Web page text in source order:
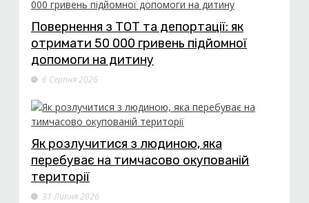
Повернення з ТОТ та депортації: як
отримати 50 000 гривень підйомної
допомоги на дитину
6 Серпня 2026
Як розлучитися з людиною, яка
перебуває на тимчасово окупованій
території
31 Липня 2026